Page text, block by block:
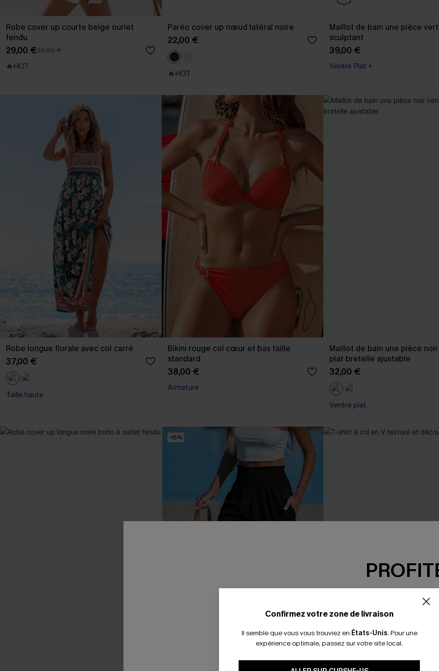
Robe cover up courte beige ourlet
fendu
29,00 €32,00 €
🔥HOT
Paréo cover up nœud latéral noire
22,00 €
🔥HOT
Maillot de bain une pièce
sculptant
39,00 €
Ventre Plat +
Robe longue florale avec col carré
37,00 €
Taille haute
Bikini rouge col cœur et bas taille
standard
38,00 €
Armature
Maillot de bain une pièce
plat bretelle ajustable
32,00 €
Ventre plat
-15%
Confirmez votre zone de livraison
Il semble que vous vous trouviez en États-Unis. Pour une
expérience optimale, passez sur votre site local.
-15% dès 2
*Un code par
En soumettant votre adresse